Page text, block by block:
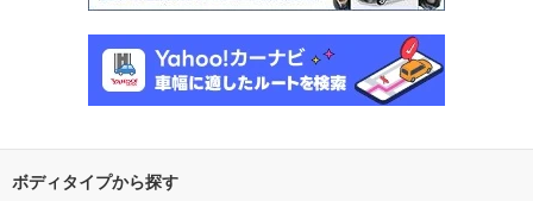
ボディタイプから探す